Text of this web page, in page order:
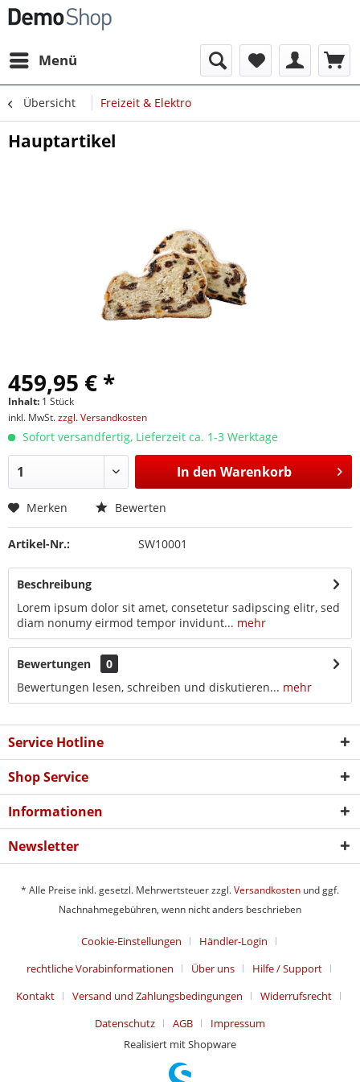
Menü
Übersicht Freizeit & Elektro
Hauptartikel
459,95 € *
Inhalt: 1 Stück
inkl. MwSt.zzgl. Versandkosten
Sofort versandfertig, Lieferzeit ca. 1-3 Werktage
In den Warenkorb
Merken Bewerten
Artikel-Nr.: SW10001
Beschreibung
Lorem ipsum dolor sit amet, consetetur sadipscing elitr, sed
diam nonumy eirmod tempor invidunt... mehr
Bewertungen
0
Bewertungen lesen, schreiben und diskutieren... mehr
Service Hotline
Shop Service
Informationen
Newsletter
* Alle Preise inkl. gesetzl. Mehrwertsteuer zzgl.Versandkosten und ggf.
Nachnahmegebühren, wenn nicht anders beschrieben
Cookie-Einstellungen
Händler-Login
rechtliche Vorabinformationen
Über uns
Hilfe / Support
Kontakt
Versand und Zahlungsbedingungen
Widerrufsrecht
Datenschutz
AGB
Impressum
Realisiert mit Shopware